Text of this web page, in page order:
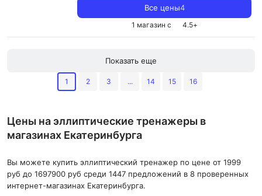
Все цены4
1 магазин с 4.5+
Показать еще
1 2 3 ... 14 15 16
Цены на эллиптические тренажеры в
магазинах Екатеринбурга
Вы можете купить эллиптический тренажер по цене от 1999
руб до 1697900 руб среди 1447 предложений в 8 проверенных
интернет-магазинах Екатеринбурга.